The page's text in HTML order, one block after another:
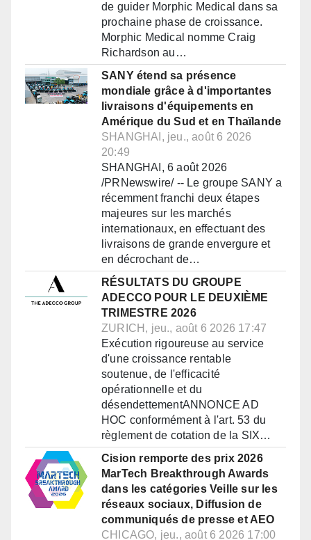
de guider Morphic Medical dans sa
prochaine phase de croissance.
Morphic Medical nomme Craig
Richardson au…
SANY étend sa présence
mondiale grâce à d'importantes
livraisons d'équipements en
Amérique du Sud et en Thaïlande
SHANGHAI, jeu., août 6 2026
20:49
SHANGHAI, 6 août 2026
/PRNewswire/ -- Le groupe SANY a
récemment franchi deux étapes
majeures sur les marchés
internationaux, en effectuant des
livraisons de grande envergure et
en décrochant de…
RÉSULTATS DU GROUPE
ADECCO POUR LE DEUXIÈME
TRIMESTRE 2026
ZURICH, jeu., août 6 2026 17:47
Exécution rigoureuse au service
d'une croissance rentable
soutenue, de l'efficacité
opérationnelle et du
désendettementANNONCE AD
HOC conformément à l'art. 53 du
règlement de cotation de la SIX…
Cision remporte des prix 2026
MarTech Breakthrough Awards
dans les catégories Veille sur les
réseaux sociaux, Diffusion de
communiqués de presse et AEO
CHICAGO, jeu., août 6 2026 17:00